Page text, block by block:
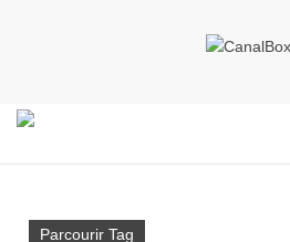
Parcourir Tag